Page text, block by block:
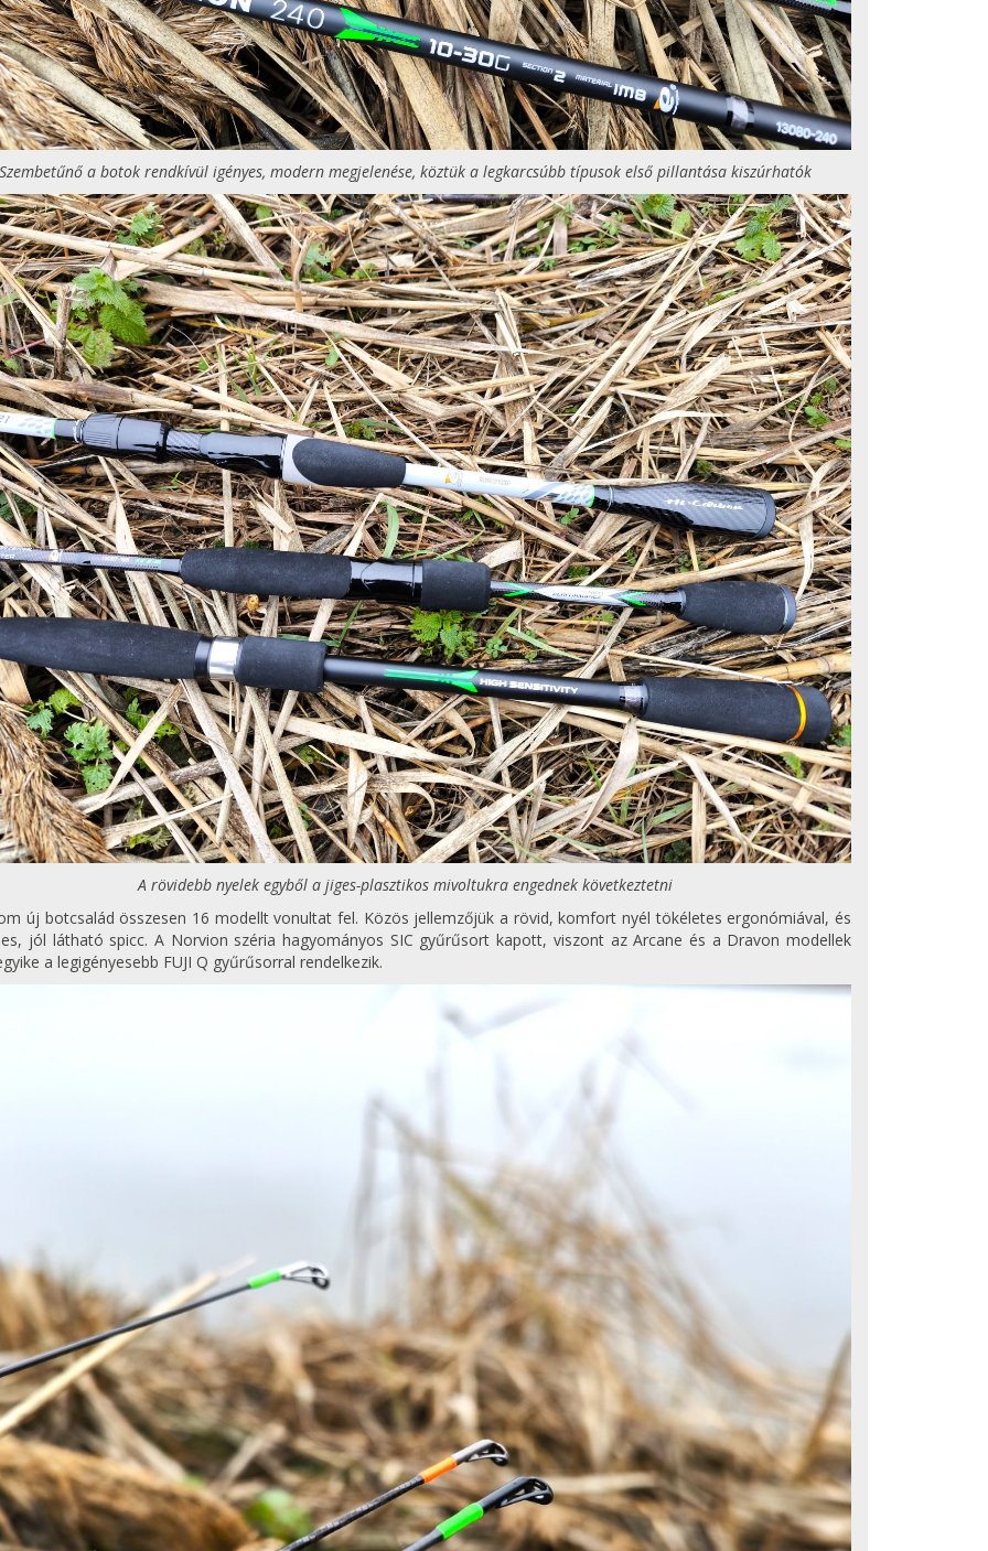
a botok rendkívül igényes, modern megjelenése, köztük a legkarcsúbb típusok első pillantása kiszúrhatók
A rövidebb nyelek egyből a jiges-plasztikos mivoltukra engednek következtetni
új botcsalád összesen 16 modellt vonultat fel. Közös jellemzőjük a rövid, komfort nyél tökéletes ergonómiával, és
jól látható spicc. A Norvion széria hagyományos SIC gyűrűsort kapott, viszont az Arcane és a Dravon modellek
a legigényesebb FUJI Q gyűrűsorral rendelkezik.